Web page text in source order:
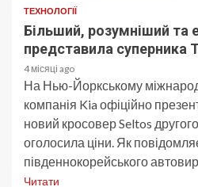
ТЕХНОЛОГІЇ
Більший, розумніший та
представила суперника
4 місяці ago
На Нью-Йоркському
компанія Kia офіційно
новий кросовер Seltos другого
оголосила ціни. Як
південнокорейського
Читати